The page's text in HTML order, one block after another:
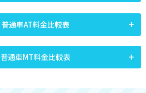
普通車AT料金比較表
普通車MT料金比較表